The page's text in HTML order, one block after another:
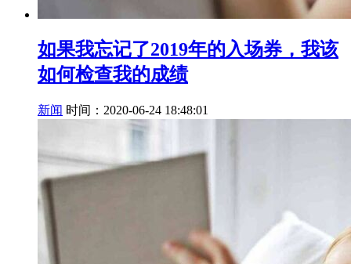
如果我忘记了2019年的入场券，我该
如何检查我的成绩
新闻 时间：2020-06-24 18:48:01